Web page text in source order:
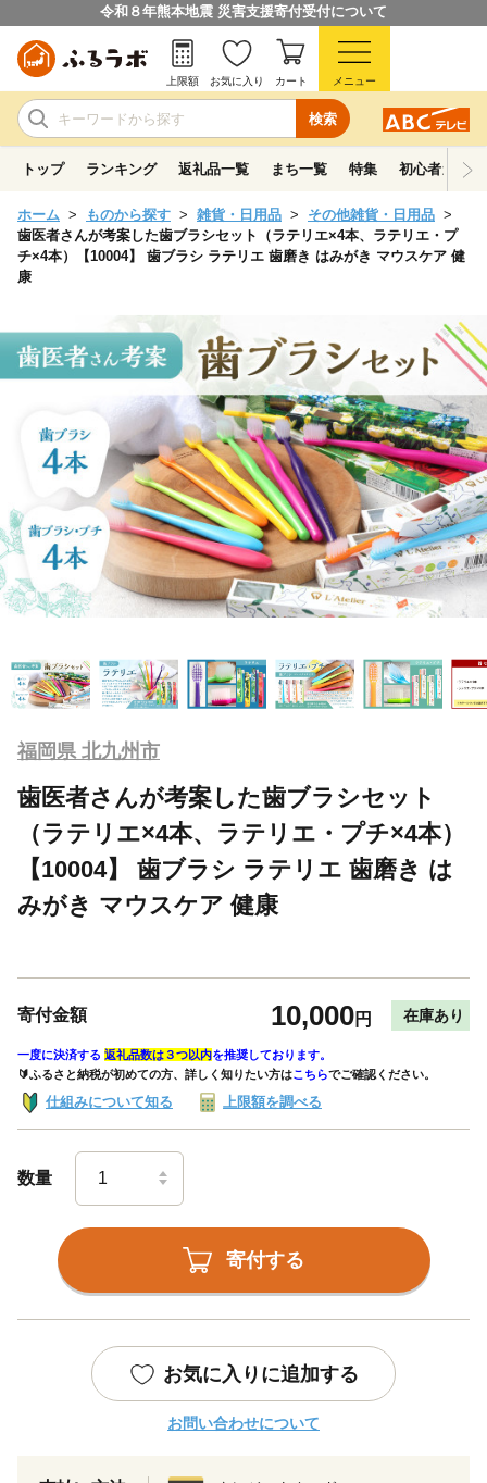
令和８年熊本地震 災害支援寄付受付について
検索
上限額 お気に入り カート メニュー
トップ ランキング 返礼品一覧 まち一覧 特集 初心者ガイド
ホーム ものから探す 雑貨・日用品
その他雑貨・日用品
歯医者さんが考案した歯ブラシセット（ラテリエ×4本、ラテリエ・プ
チ×4本）【10004】 歯ブラシ ラテリエ 歯磨き はみがき マウスケア 健
康
福岡県 北九州市
歯医者さんが考案した歯ブラシセット
（ラテリエ×4本、ラテリエ・プチ×4本）
【10004】 歯ブラシ ラテリエ 歯磨き は
みがき マウスケア 健康
寄付金額 10,000円 在庫あり
一度に決済する 返礼品数は３つ以内を推奨しております。
🔰ふるさと納税が初めての方、詳しく知りたい方はこちらでご確認ください。
仕組みについて知る 上限額を調べる
数量
寄付する
お気に入りに追加する
お問い合わせについて